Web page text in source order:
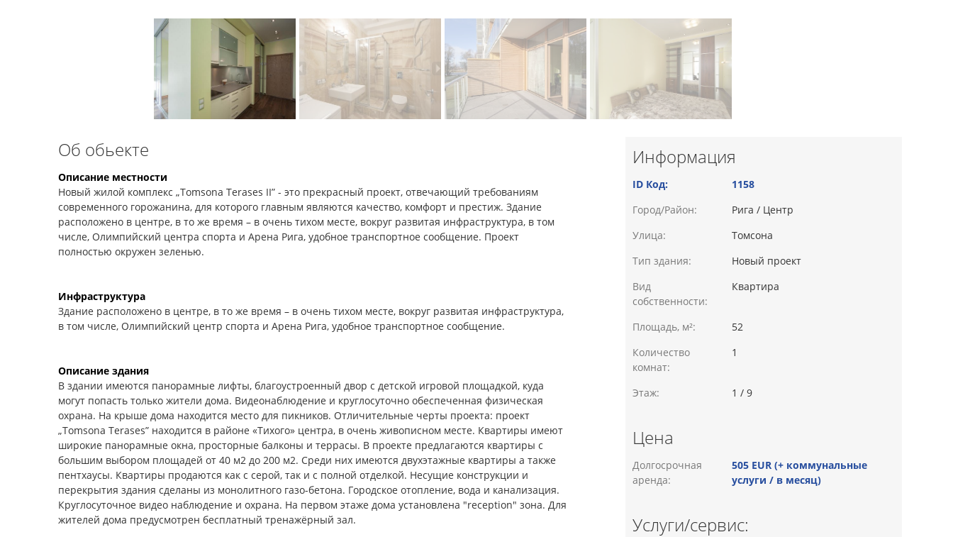
Об обьекте
Описание местности
Новый жилой комплекс „Tomsona Terases II” - это прекрасный проект, отвечающий требованиям
современного горожанина, для которого главным являются качество, комфорт и престиж. Здание
расположено в центре, в то же время – в очень тихом месте, вокруг развитая инфраструктура, в том
числе, Олимпийский центра спорта и Арена Рига, удобное транспортное сообщение. Проект
полностью окружен зеленью.
Инфраструктура
Здание расположено в центре, в то же время – в очень тихом месте, вокруг развитая инфраструктура,
в том числе, Олимпийский центр спорта и Арена Рига, удобное транспортное сообщение.
Описание здания
В здании имеются панорамные лифты, благоустроенный двор с детской игровой площадкой, куда
могут попасть только жители дома. Видеонаблюдение и круглосуточно обеспеченная физическая
охрана. На крыше дома находится место для пикников. Отличительные черты проекта: проект
„Tomsona Terases” находится в районе «Тихого» центра, в очень живописном месте. Квартиры имеют
широкие панорамные окна, просторные балконы и террасы. В проекте предлагаются квартиры с
большим выбором площадей от 40 м2 до 200 м2. Среди них имеются двухэтажные квартиры а также
пентхаусы. Квартиры продаются как с серой, так и с полной отделкой. Несущие конструкции и
перекрытия здания сделаны из монолитного газо-бетона. Городское отопление, вода и канализация.
Круглосуточное видео наблюдение и охрана. На первом этаже дома установлена "reception" зона. Для
жителей дома предусмотрен бесплатный тренажёрный зал.
Информация
ID Код:
1158
Город/Район:
Рига / Центр
Улица:
Томсона
Тип здания:
Новый проект
Вид
собственности:
Квартира
Площадь, м²:
52
Количество
комнат:
1
Этаж: 1 / 9
Цена
Долгосрочная
аренда:
505 EUR (+ коммунальные
услуги / в месяц)
Услуги/сервис: